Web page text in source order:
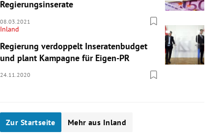
Regierungsinserate
08.03.2021
Inland
Regierung verdoppelt Inseratenbudget
und plant Kampagne für Eigen-PR
24.11.2020
Zur Startseite Mehr aus Inland